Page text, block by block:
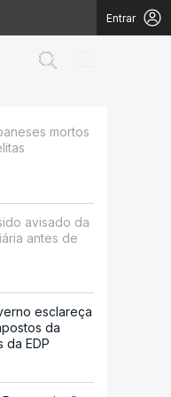
Entrar
mortos
avisado da
antes de
esclareça
da
da EDP